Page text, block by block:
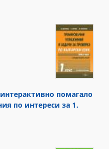
помагало
по интереси за 1.